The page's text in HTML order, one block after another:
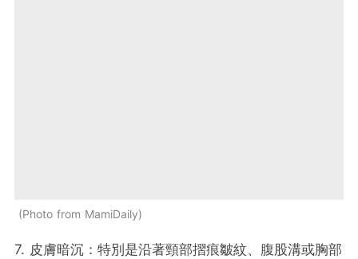
Photo from MamiDaily
7. 皮膚暗沉：特別是沿著頸部摺痕皺紋、腹股溝或胸部